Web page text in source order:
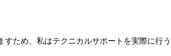
ため、私はテクニカルサポートを実際に行う